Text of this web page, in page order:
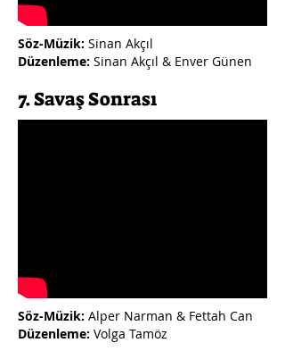
Söz-Müzik: Sinan Akçıl
Düzenleme: Sinan Akçıl & Enver Günen
7. Savaş Sonrası
Söz-Müzik: Alper Narman & Fettah Can
Düzenleme: Volga Tamöz